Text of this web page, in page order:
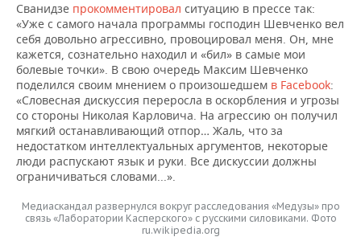
Сванидзе прокомментировал ситуацию в прессе так:
«Уже с самого начала программы господин Шевченко вел
себя довольно агрессивно, провоцировал меня. Он, мне
кажется, сознательно находил и «бил» в самые мои
болевые точки». В свою очередь Максим Шевченко
поделился своим мнением о произошедшем в Facebook:
«Словесная дискуссия переросла в оскорбления и угрозы
со стороны Николая Карловича. На агрессию он получил
мягкий останавливающий отпор… Жаль, что за
недостатком интеллектуальных аргументов, некоторые
люди распускают язык и руки. Все дискуссии должны
ограничиваться словами...».
Медиаскандал развернулся вокруг расследования «Медузы» про
связь «Лаборатории Касперского» с русскими силовиками. Фото
ru.wikipedia.org